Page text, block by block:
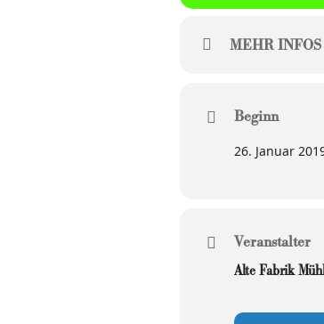
MEHR
Beginn
26. Januar
Veranstalter
Alte Fabrik